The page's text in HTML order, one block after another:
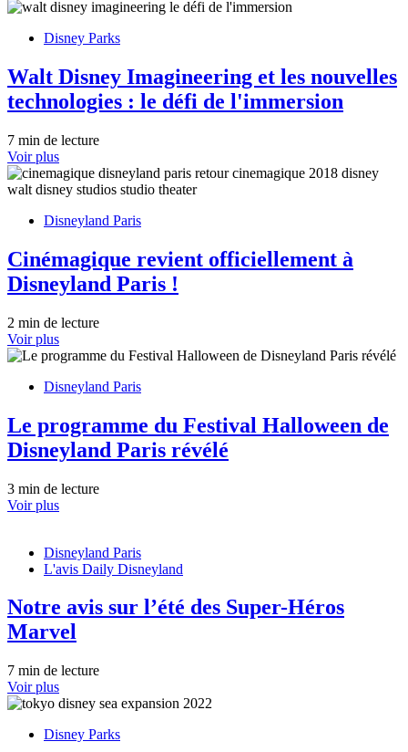
Disney Parks
Walt Disney Imagineering et les nouvelles
technologies : le défi de l'immersion
7 min de lecture
Voir plus
Disneyland Paris
Cinémagique revient officiellement à
Disneyland Paris !
2 min de lecture
Voir plus
Disneyland Paris
Le programme du Festival Halloween de
Disneyland Paris révélé
3 min de lecture
Voir plus
Disneyland Paris
L'avis Daily Disneyland
Notre avis sur l’été des Super-Héros
Marvel
7 min de lecture
Voir plus
Disney Parks